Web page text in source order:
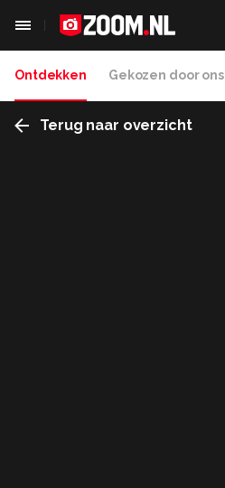
Ontdekken Gekozen door ons
Terug naar overzicht